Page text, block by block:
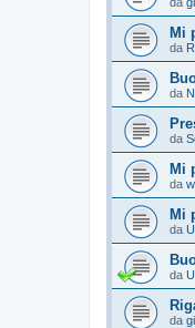
Mi
da
da
da
Mi
da
Mi
da
da
da